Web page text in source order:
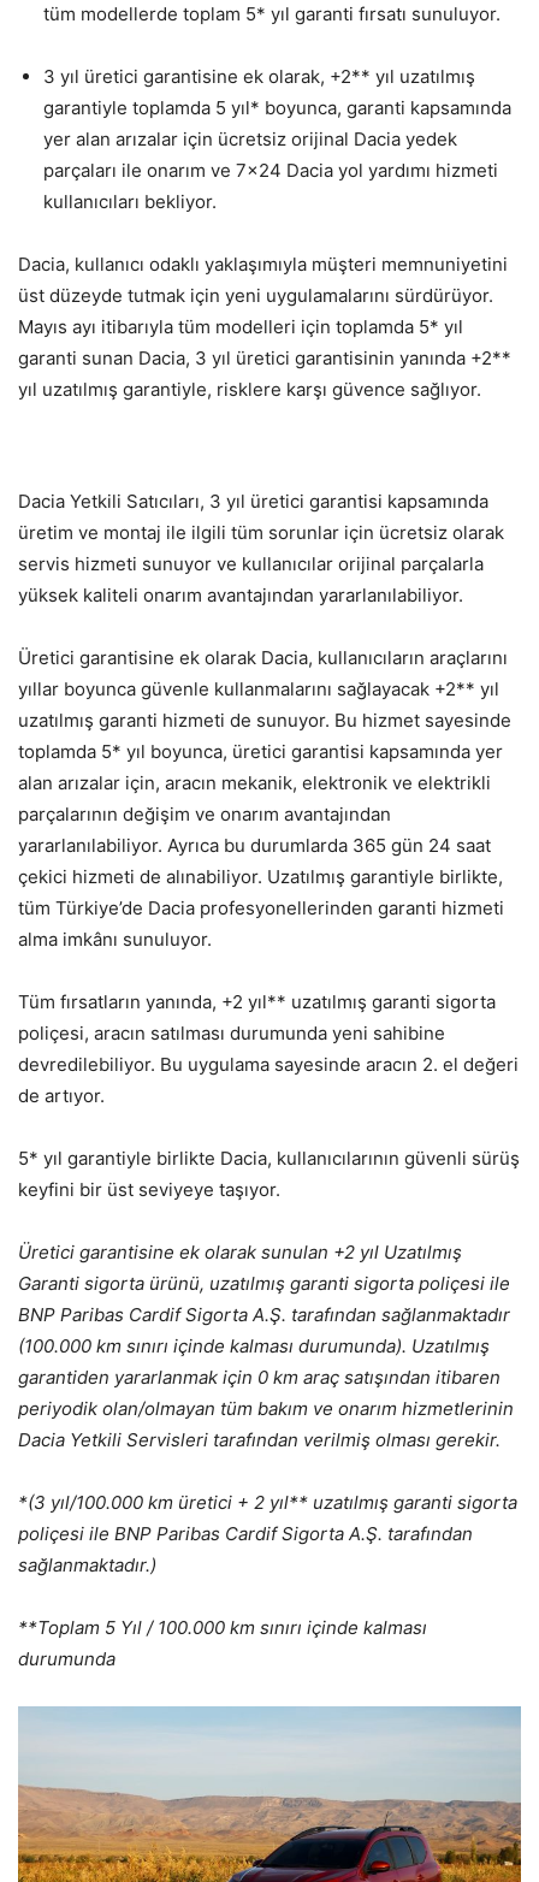
tüm modellerde toplam 5* yıl garanti fırsatı sunuluyor.
3 yıl üretici garantisine ek olarak, +2** yıl uzatılmış
garantiyle toplamda 5 yıl* boyunca, garanti kapsamında
yer alan arızalar için ücretsiz orijinal Dacia yedek
parçaları ile onarım ve 7×24 Dacia yol yardımı hizmeti
kullanıcıları bekliyor.
Dacia, kullanıcı odaklı yaklaşımıyla müşteri memnuniyetini
üst düzeyde tutmak için yeni uygulamalarını sürdürüyor.
Mayıs ayı itibarıyla tüm modelleri için toplamda 5* yıl
garanti sunan Dacia, 3 yıl üretici garantisinin yanında +2**
yıl uzatılmış garantiyle, risklere karşı güvence sağlıyor.
Dacia Yetkili Satıcıları, 3 yıl üretici garantisi kapsamında
üretim ve montaj ile ilgili tüm sorunlar için ücretsiz olarak
servis hizmeti sunuyor ve kullanıcılar orijinal parçalarla
yüksek kaliteli onarım avantajından yararlanılabiliyor.
Üretici garantisine ek olarak Dacia, kullanıcıların araçlarını
yıllar boyunca güvenle kullanmalarını sağlayacak +2** yıl
uzatılmış garanti hizmeti de sunuyor. Bu hizmet sayesinde
toplamda 5* yıl boyunca, üretici garantisi kapsamında yer
alan arızalar için, aracın mekanik, elektronik ve elektrikli
parçalarının değişim ve onarım avantajından
yararlanılabiliyor. Ayrıca bu durumlarda 365 gün 24 saat
çekici hizmeti de alınabiliyor. Uzatılmış garantiyle birlikte,
tüm Türkiye’de Dacia profesyonellerinden garanti hizmeti
alma imkânı sunuluyor.
Tüm fırsatların yanında, +2 yıl** uzatılmış garanti sigorta
poliçesi, aracın satılması durumunda yeni sahibine
devredilebiliyor. Bu uygulama sayesinde aracın 2. el değeri
de artıyor.
5* yıl garantiyle birlikte Dacia, kullanıcılarının güvenli sürüş
keyfini bir üst seviyeye taşıyor.
Üretici garantisine ek olarak sunulan +2 yıl Uzatılmış
Garanti sigorta ürünü, uzatılmış garanti sigorta poliçesi ile
BNP Paribas Cardif Sigorta A.Ş. tarafından sağlanmaktadır
(100.000 km sınırı içinde kalması durumunda). Uzatılmış
garantiden yararlanmak için 0 km araç satışından itibaren
periyodik olan/olmayan tüm bakım ve onarım hizmetlerinin
Dacia Yetkili Servisleri tarafından verilmiş olması gerekir.
*(3 yıl/100.000 km üretici + 2 yıl** uzatılmış garanti sigorta
poliçesi ile BNP Paribas Cardif Sigorta A.Ş. tarafından
sağlanmaktadır.)
**Toplam 5 Yıl / 100.000 km sınırı içinde kalması
durumunda